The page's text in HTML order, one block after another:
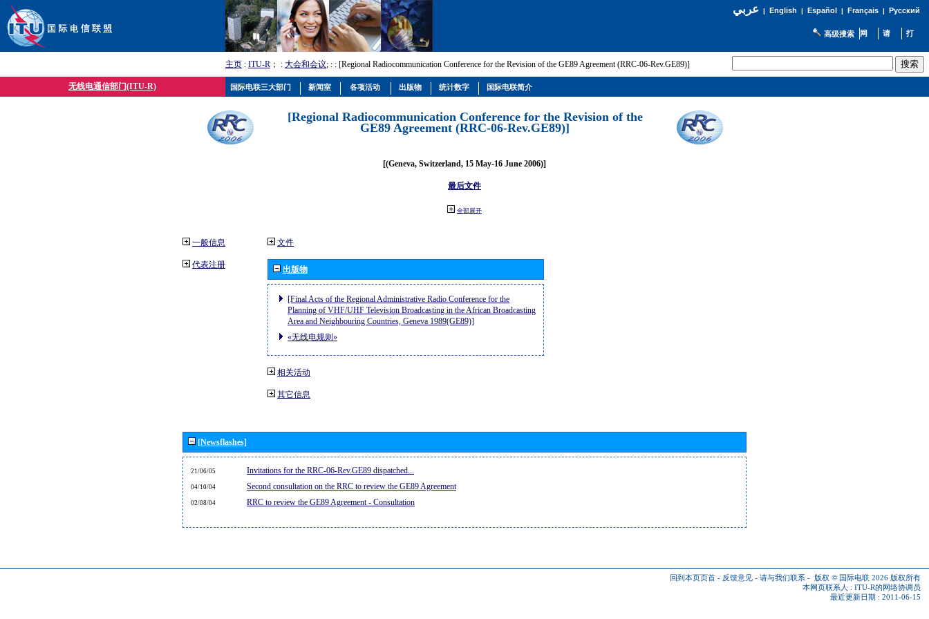
عربي| English | Español | Français| Русский
高级搜索
主页 : ITU-R ； : 大会和会议; : : [Regional Radiocommunication Conference for the Revision of the GE89 Agreement (RRC-06-Rev.GE89)]
无线电通信部门(ITU-R)
[Regional Radiocommunication Conference for the Revision of the
GE89 Agreement (RRC-06-Rev.GE89)]
[(Geneva, Switzerland, 15 May-16 June 2006)]
最后文件
全部展开
一般信息
代表注册
文件
出版物
[Final Acts of the Regional Administrative Radio Conference for the
Planning of VHF/UHF Television Broadcasting in the African Broadcasting
Area and Neighbouring Countries, Geneva 1989(GE89)]
«无线电规则»
相关活动
其它信息
[Newsflashes]
21/06/05 Invitations for the RRC-06-Rev.GE89 dispatched...
04/10/04 Second consultation on the RRC to review the GE89 Agreement
02/08/04 RRC to review the GE89 Agreement - Consultation
回到本页页首 - 反馈意见 - 请与我们联系 - 版权 © 国际电联 2026 版权所有
本网页联系人 : ITU-R的网络协调员
最近更新日期 : 2011-06-15
国际电联三大部门 新闻室 各项活动 出版物 统计数字 国际电联简介